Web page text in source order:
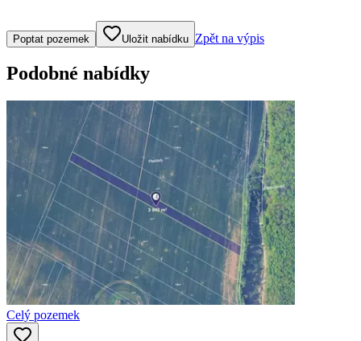
Klepněte nebo klikněte pro ovládání mapy
Poptat pozemek Uložit nabídku Zpět na výpis
Podobné nabídky
Celý pozemek